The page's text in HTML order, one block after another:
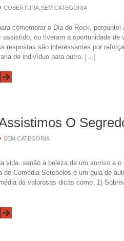
COBERTURA SEM CATEGORIA
comemorar o Dia do Rock, perguntei
assistido, ou tiveram a oportunidade de
respostas são interessantes por
de indivíduo para outro. […]
O
SEM CATEGORIA
vida, senão a beleza de um sorriso e
de Comédia Setebelos é um guia de
dá valorosas dicas como: 1)